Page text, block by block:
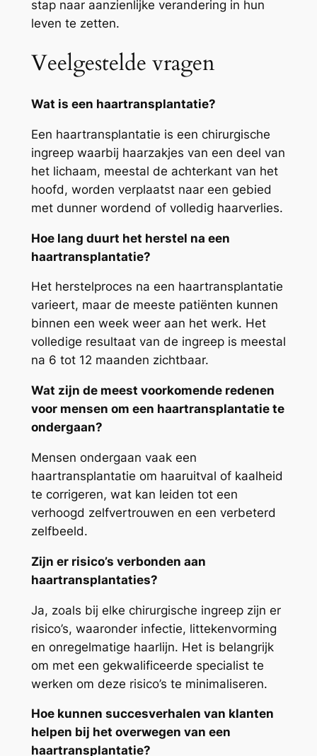
stap naar aanzienlijke verandering in hun
leven te zetten.
Veelgestelde vragen
Wat is een haartransplantatie?
Een haartransplantatie is een chirurgische
ingreep waarbij haarzakjes van een deel van
het lichaam, meestal de achterkant van het
hoofd, worden verplaatst naar een gebied
met dunner wordend of volledig haarverlies.
Hoe lang duurt het herstel na een
haartransplantatie?
Het herstelproces na een haartransplantatie
varieert, maar de meeste patiënten kunnen
binnen een week weer aan het werk. Het
volledige resultaat van de ingreep is meestal
na 6 tot 12 maanden zichtbaar.
Wat zijn de meest voorkomende redenen
voor mensen om een haartransplantatie te
ondergaan?
Mensen ondergaan vaak een
haartransplantatie om haaruitval of kaalheid
te corrigeren, wat kan leiden tot een
verhoogd zelfvertrouwen en een verbeterd
zelfbeeld.
Zijn er risico’s verbonden aan
haartransplantaties?
Ja, zoals bij elke chirurgische ingreep zijn er
risico’s, waaronder infectie, littekenvorming
en onregelmatige haarlijn. Het is belangrijk
om met een gekwalificeerde specialist te
werken om deze risico’s te minimaliseren.
Hoe kunnen succesverhalen van klanten
helpen bij het overwegen van een
haartransplantatie?